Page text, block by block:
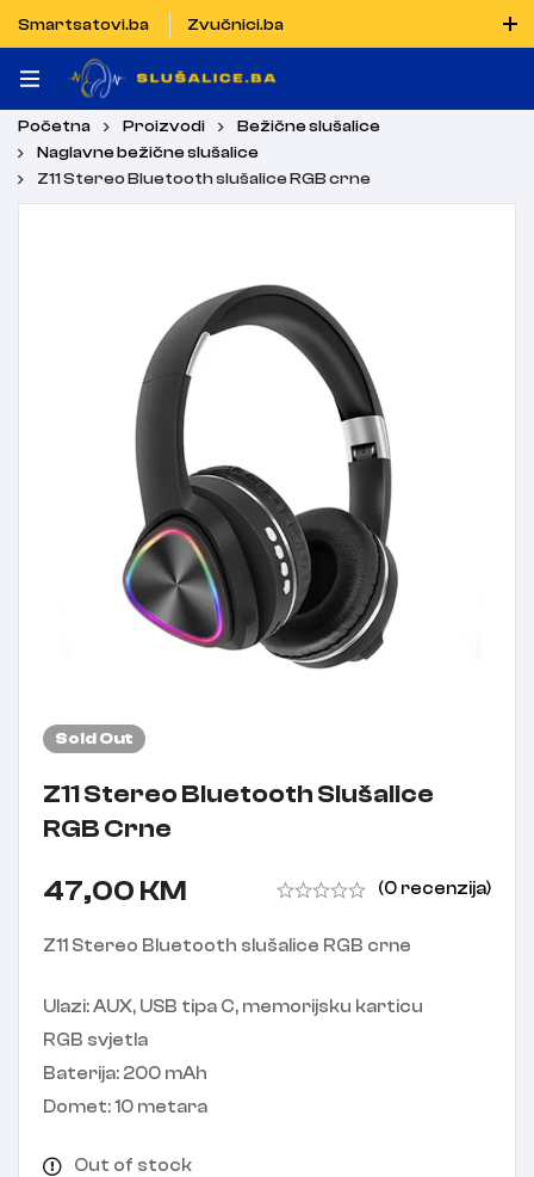
Smartsatovi.ba
Zvučnici.ba
Naručiti možete i porukom putem Vibera i WhatsAppa
Početna Proizvodi
Bežične slušalice
Naglavne bežične slušalice
Z11 Stereo Bluetooth slušalice RGB crne
SoldOut
Z11 Stereo Bluetooth Slušalice
RGB Crne
47,00 KM (0 recenzija)
Z11 Stereo Bluetooth slušalice RGB crne
Ulazi: AUX, USB tipa C, memorijsku karticu
RGB svjetla
Baterija: 200 mAh
Domet: 10 metara
Out of stock